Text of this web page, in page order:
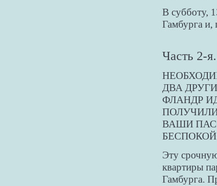
В субботу,
Гамбурга и,
Часть 2-я.
ДВА
ФЛАНДР
ВАШИ
Эту
квартиры
Гамбурга.